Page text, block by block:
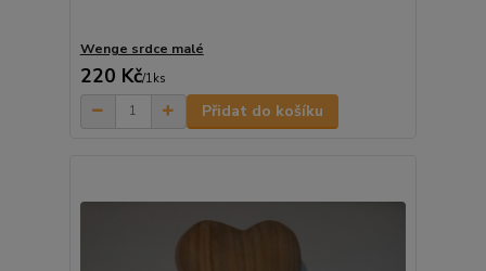
Wenge srdce malé
220 Kč/1ks
Přidat do košíku